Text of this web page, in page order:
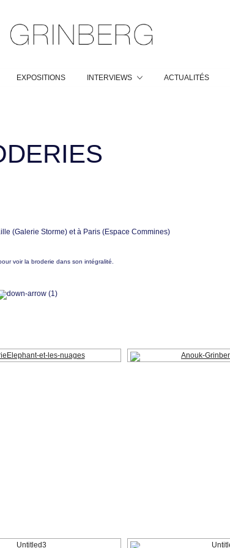
EXPOSITIONS INTERVIEWS ACTUALITÉS
(Galerie Storme) et à Paris (Espace Commines)
voir la broderie dans son intégralité.